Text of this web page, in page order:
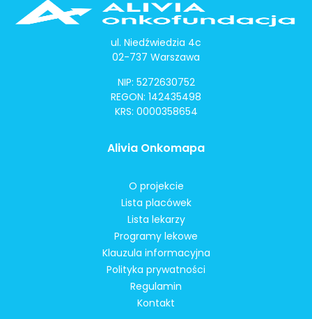
ul. Niedźwiedzia 4c
02-737 Warszawa
NIP: 5272630752
REGON: 142435498
KRS: 0000358654
Alivia Onkomapa
O projekcie
Lista placówek
Lista lekarzy
Programy lekowe
Klauzula informacyjna
Polityka prywatności
Regulamin
Kontakt